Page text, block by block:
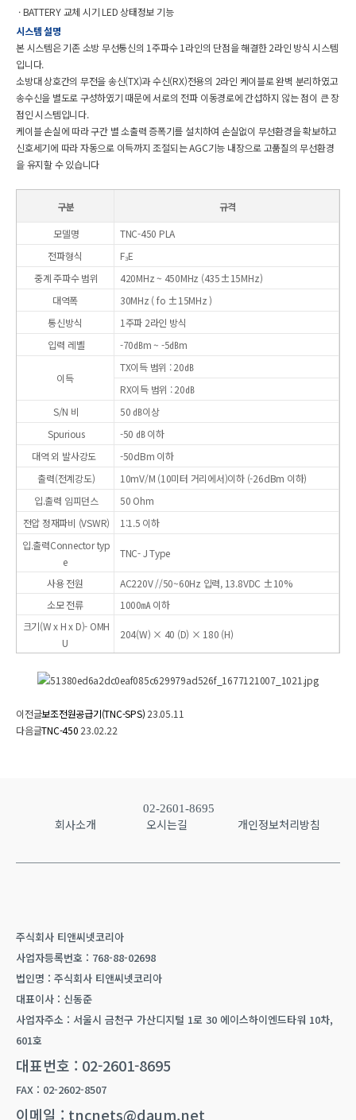
· BATTERY 교체 시기 LED 상태정보 기능
시스템 설명
본 시스템은 기존 소방 무선통신의 1주파수 1라인의 단점을 해결한 2라인 방식 시스템
입니다.
소방대 상호간의 무전을 송신(TX)과 수신(RX)전용의 2라인 케이블로 완벽 분리하였고
송수신을 별도로 구성하였기 때문에 서로의 전파 이동경로에 간섭하지 않는 점이 큰 장
점인 시스템입니다.
케이블 손실에 따라 구간 별 소출력 증폭기를 설치하여 손실없이 무선환경을 확보하고
신호세기에 따라 자동으로 이득까지 조절되는 AGC기능 내장으로 고품질의 무선환경
을 유지할 수 있습니다
구분
규격
모델명
TNC-450 PLA
전파형식
F₃E
중계 주파수 범위
420MHz ~ 450MHz (435±15MHz)
대역폭
30MHz ( fo ±15MHz )
통신방식
1주파 2라인 방식
입력 레벨
-70㏈m ~ -5㏈m
이득
TX이득 범위 : 20㏈
RX이득 범위 : 20㏈
S/N 비
50 ㏈이상
Spurious
-50 ㏈ 이하
대역 외 발사강도
-50dBm 이하
출력(전계강도)
10mV/M (10미터 거리에서)이하 (-26dBm 이하)
입.출력 임피던스
50 Ohm
전압 정재파비 (VSWR)
1:1.5 이하
입.출력Connector typ
e
TNC- J Type
사용 전원
AC220V //50~60Hz 입력, 13.8VDC ±10%
소모 전류
1000㎃ 이하
크기(W x H x D)- OMH
U
204(W) × 40 (D) × 180 (H)
이전글보조전원공급기(TNC-SPS) 23.05.11
다음글TNC-450 23.02.22
02-2601-8695
회사소개 오시는길 개인정보처리방침
주식회사 티앤씨넷코리아
사업자등록번호 : 768-88-02698
법인명 : 주식회사 티앤씨넷코리아
대표이사 : 신동준
사업자주소 : 서울시 금천구 가산디지털 1로 30 에이스하이엔드타워 10차,
601호
대표번호 : 02-2601-8695
FAX : 02-2602-8507
이메일 : tncnets@daum.net